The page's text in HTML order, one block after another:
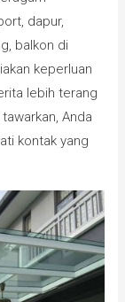
dapur,
balkon di
keperluan
lebih terang
Anda
kontak yang